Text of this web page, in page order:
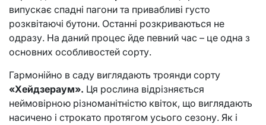
випускає спадні пагони та привабливі густо
розквітаючі бутони. Останні розкриваються не
одразу. На даний процес йде певний час – це одна з
основних особливостей сорту.
Гармонійно в саду виглядають троянди сорту
«Хейдзераум». Ця рослина відрізняється
неймовірною різноманітністю квіток, що виглядають
насичено і строкато протягом усього сезону. Як і